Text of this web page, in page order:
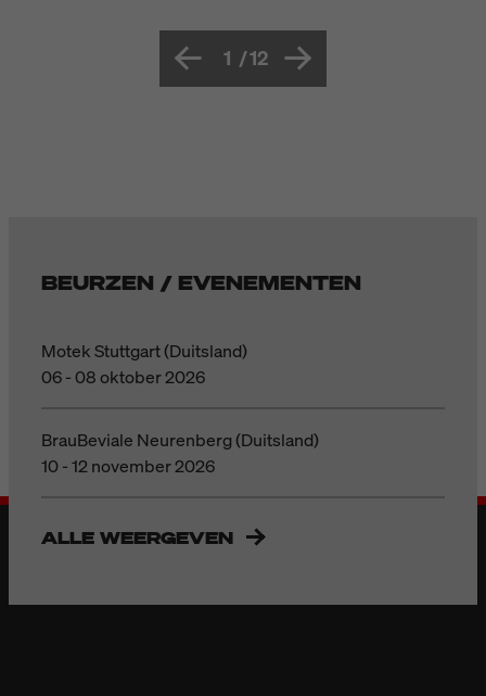
1 /12
BEURZEN / EVENEMENTEN
Motek Stuttgart (Duitsland)
06 - 08 oktober 2026
BrauBeviale Neurenberg (Duitsland)
10 - 12 november 2026
ALLE WEERGEVEN